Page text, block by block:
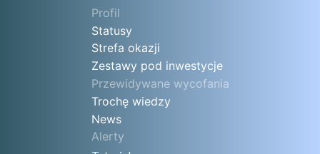
Profil
Statusy
Strefa okazji
Zestawy pod inwestycje
Przewidywane wycofania
Trochę wiedzy
News
Alerty